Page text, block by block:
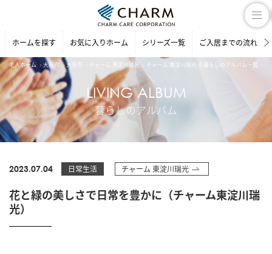
ホームを探す お気に入りホーム シリーズ一覧 ご入居までの流れ
老人ホーム 大阪府 大阪市 チャーム 東淀川瑞光 チャーム 東淀川瑞光 の暮らしのアルバム一覧
LIVING ALBUM
暮らしのアルバム
2023.07.04 日常生活 チャーム 東淀川瑞光
花と緑の美しさで日常を豊かに（チャーム東淀川瑞
光）